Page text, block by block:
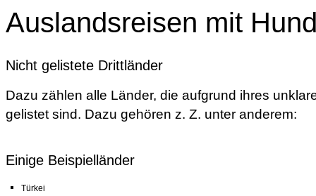
Auslandsreisen mit
Nicht gelistete Drittländer
Dazu zählen alle Länder, die aufgrund ihres
gelistet sind. Dazu gehören z. Z. unter anderem:
Einige Beispielländer
Türkei